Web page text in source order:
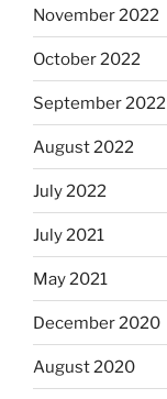
November 2022
October 2022
September 2022
August 2022
July 2022
July 2021
May 2021
December 2020
August 2020